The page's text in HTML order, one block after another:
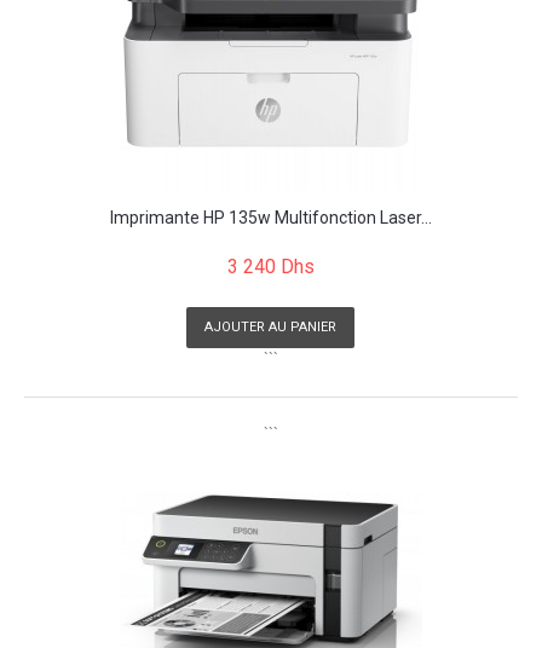
Imprimante HP 135w Multifonction Laser...
3 240 Dhs
AJOUTER AU PANIER
```
```